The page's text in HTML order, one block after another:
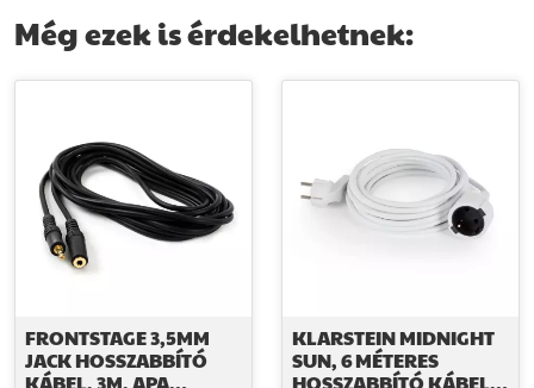
Még ezek is érdekelhetnek:
FRONTSTAGE 3,5MM
JACK HOSSZABBÍTÓ
KLARSTEIN MIDNIGHT
SUN, 6 MÉTERES